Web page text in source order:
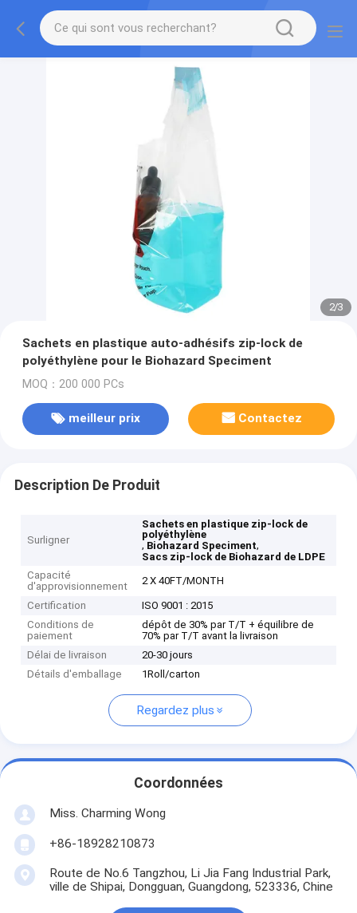
2/3
Sachets en plastique auto-adhésifs zip-lock de
polyéthylène pour le Biohazard Speciment
MOQ：200 000 PCs
meilleur prix Contactez
Description De Produit
Surligner
Sachets en plastique zip-lock de
polyéthylène
, Biohazard Speciment,
Sacs zip-lock de Biohazard de LDPE
Capacité
d'approvisionnement
2 X 40FT/MONTH
Certification
ISO 9001 : 2015
Conditions de
paiement
dépôt de 30% par T/T + équilibre de
70% par T/T avant la livraison
Délai de livraison
20-30 jours
Détails d'emballage
1Roll/carton
Regardez plus
Coordonnées
Miss. Charming Wong
+86-18928210873
Route de No.6 Tangzhou, Li Jia Fang Industrial Park,
ville de Shipai, Dongguan, Guangdong, 523336, Chine